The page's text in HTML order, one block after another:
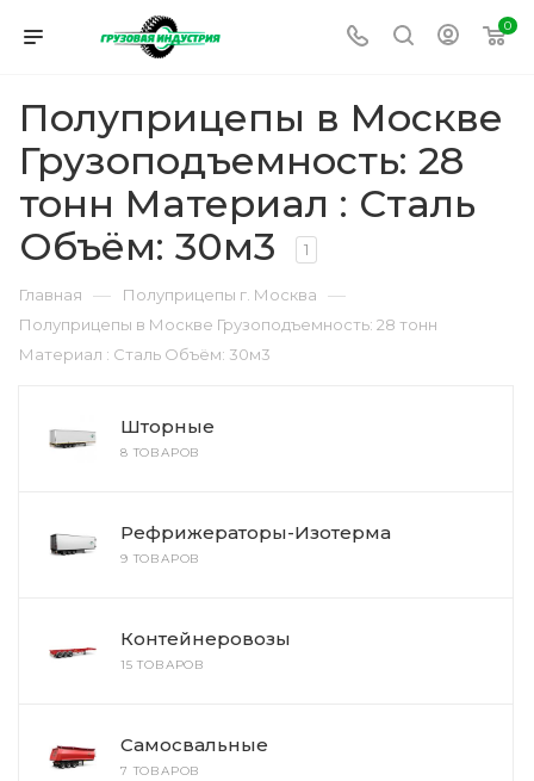
0
Полуприцепы в Москве
Грузоподъемность: 28
тонн Материал : Сталь
Объём: 30м3
1
Главная — Полуприцепы г. Москва —
Полуприцепы в Москве Грузоподъемность: 28 тонн
Материал : Сталь Объём: 30м3
Шторные
8 ТОВАРОВ
Рефрижераторы-Изотерма
9 ТОВАРОВ
Контейнеровозы
15 ТОВАРОВ
Самосвальные
7 ТОВАРОВ